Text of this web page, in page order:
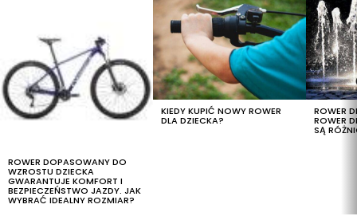
ROWER DOPASOWANY DO
WZROSTU DZIECKA
GWARANTUJE KOMFORT I
BEZPIECZEŃSTWO JAZDY. JAK
WYBRAĆ IDEALNY ROZMIAR?
KIEDY KUPIĆ NOWY ROWER
DLA DZIECKA?
ROWER
ROWER
SĄ